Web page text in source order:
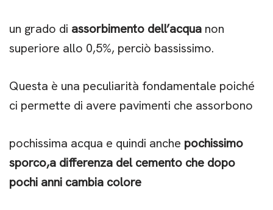
un grado di assorbimento dell’acqua non
superiore allo 0,5%, perciò bassissimo.
Questa è una peculiarità fondamentale poiché
ci permette di avere pavimenti che assorbono
pochissima acqua e quindi anche pochissimo
sporco,a differenza del cemento che dopo
pochi anni cambia colore